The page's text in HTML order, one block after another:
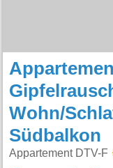
Wohn/
Südbalkon
Appartement DTV-F